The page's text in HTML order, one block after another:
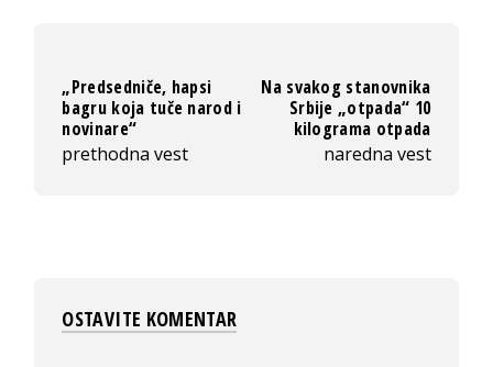
„Predsedniče, hapsi
bagru koja tuče narod i
novinare“
prethodna vest
Na svakog stanovnika
Srbije „otpada“ 10
kilograma otpada
naredna vest
OSTAVITE KOMENTAR